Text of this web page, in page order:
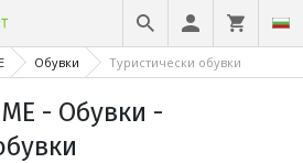
Обувки Туристически обувки
- Обувки -